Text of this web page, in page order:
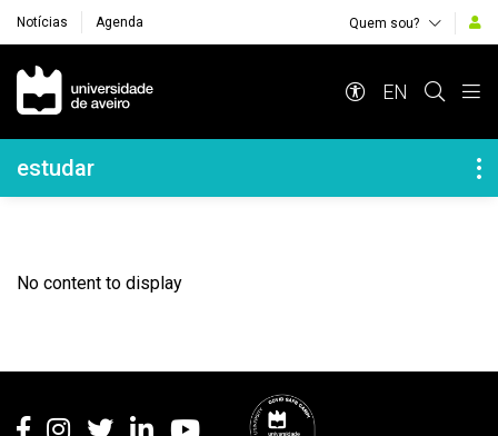
Notícias Agenda Quem sou?
Navegação Principal
EN
Navegação Lateral
estudar
No content to display